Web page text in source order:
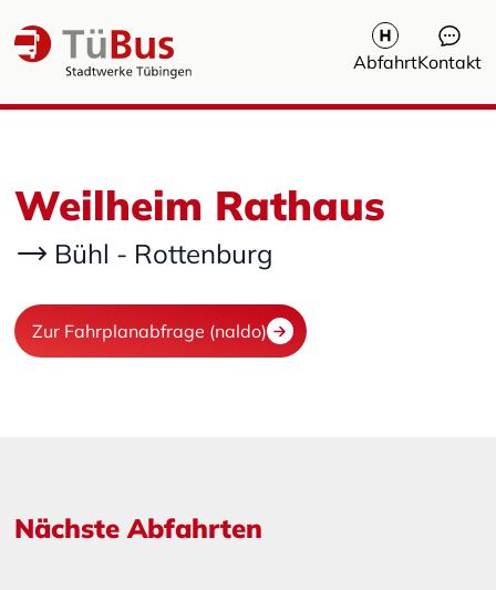
AbfahrtKontakt
Weilheim Rathaus
Bühl - Rottenburg
Zur Fahrplanabfrage (naldo)
Nächste Abfahrten